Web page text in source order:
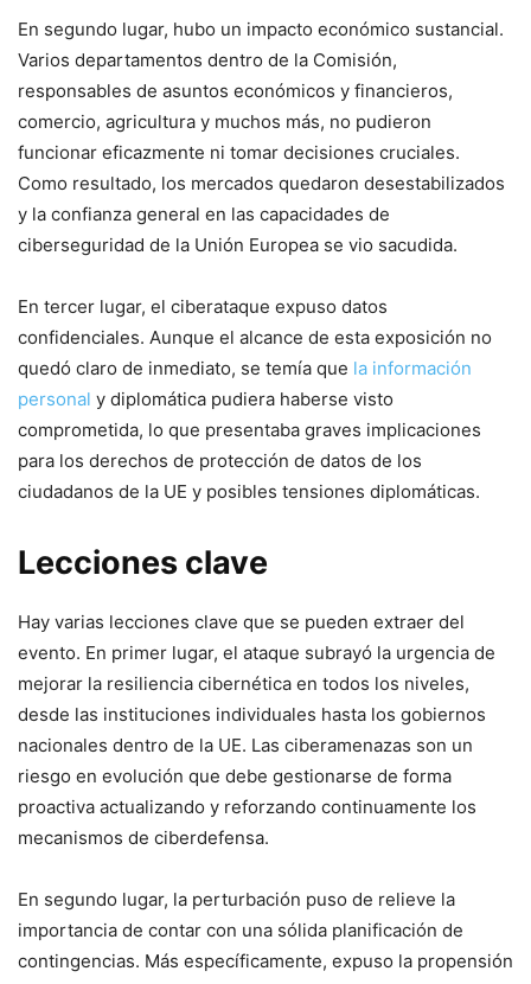
En segundo lugar, hubo un ⁢impacto económico sustancial.
Varios departamentos dentro de ‍la Comisión, ​
responsables de asuntos económicos y financieros,
comercio, agricultura y muchos más, ‍no pudieron
funcionar eficazmente ni‌ tomar decisiones​ cruciales.
Como resultado, los mercados ‍quedaron desestabilizados
y la confianza general en las capacidades de
ciberseguridad⁢ de la Unión Europea se vio sacudida.
En tercer ‍lugar, el ciberataque expuso datos
confidenciales. Aunque el alcance de esta exposición ⁤no
quedó claro ‍de inmediato, se temía que⁤ la información
personal y diplomática pudiera haberse visto
comprometida, lo que presentaba ‌graves implicaciones
para⁤ los derechos de protección de datos de los
ciudadanos de la UE y‍ posibles tensiones‍ diplomáticas.
Lecciones clave
Hay varias lecciones clave que se pueden extraer⁤ del
evento. En primer lugar, el ataque subrayó la ​urgencia de
mejorar la resiliencia cibernética ⁤en todos los niveles,
⁤desde las instituciones individuales hasta⁣ los‍ gobiernos
nacionales dentro de la UE.‌ Las ciberamenazas son un
riesgo en evolución ​que debe gestionarse de forma
proactiva ‌actualizando y reforzando continuamente los
mecanismos de ciberdefensa.
En segundo lugar, la perturbación puso de relieve la
importancia de contar con una sólida planificación de⁤
contingencias. Más específicamente, expuso la propensión‌